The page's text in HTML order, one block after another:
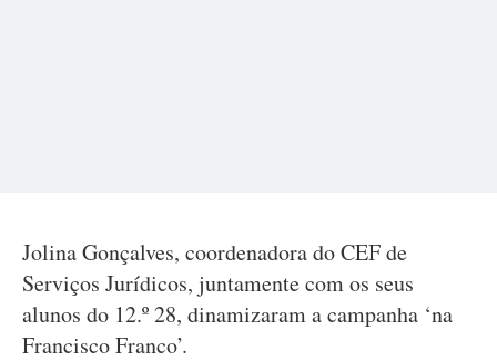
Jolina Gonçalves, coordenadora do CEF de
Serviços Jurídicos, juntamente com os seus
alunos do 12.º 28, dinamizaram a campanha ‘na
Francisco Franco’.